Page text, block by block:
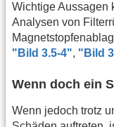
Wichtige Aussagen
Analysen von
"Bild 3.5-4", "Bild
Wenn doch ein
Wenn jedoch trotz